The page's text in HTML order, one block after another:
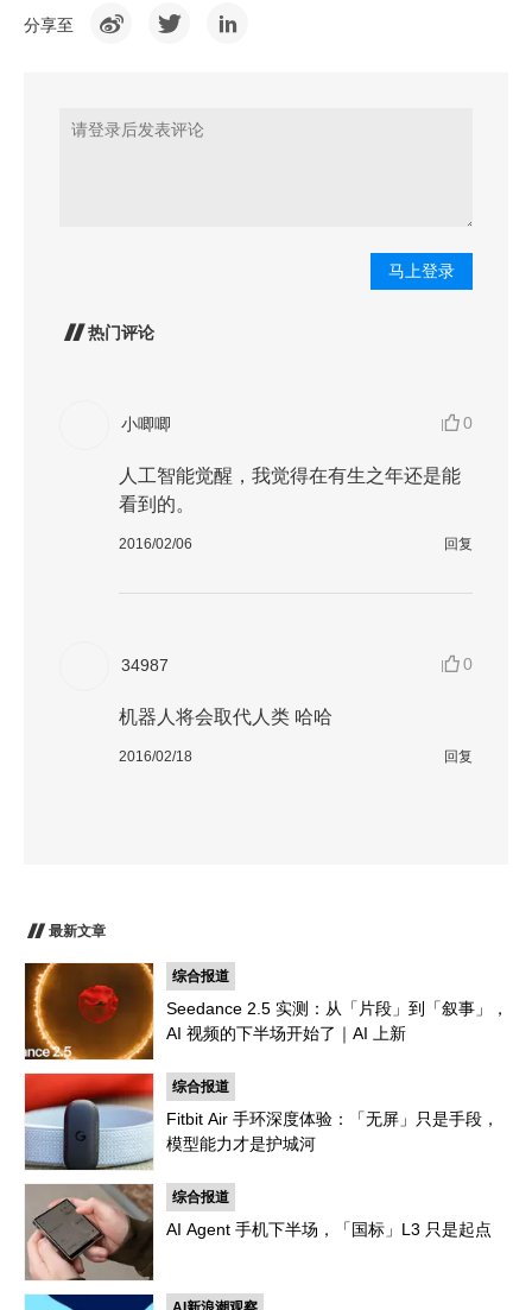
分享至
马上登录
热门评论
小唧唧 0
人工智能觉醒，我觉得在有生之年还是能
看到的。
2016/02/06 回复
34987 0
机器人将会取代人类 哈哈
2016/02/18 回复
最新文章
综合报道
Seedance 2.5 实测：从「片段」到「叙事」，
AI 视频的下半场开始了｜AI 上新
综合报道
Fitbit Air 手环深度体验：「无屏」只是手段，
模型能力才是护城河
综合报道
AI Agent 手机下半场，「国标」L3 只是起点